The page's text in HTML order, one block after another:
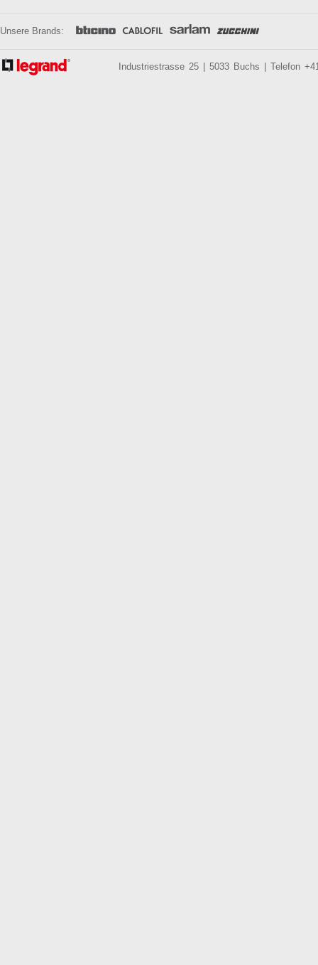
Unsere Brands:
Industriestrasse 25 | 5033 Buchs | Telefon